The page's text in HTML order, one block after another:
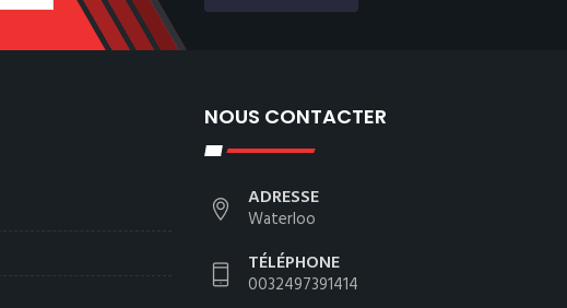
NOUS CONTACTER
ADRESSE
Waterloo
TÉLÉPHONE
0032497391414